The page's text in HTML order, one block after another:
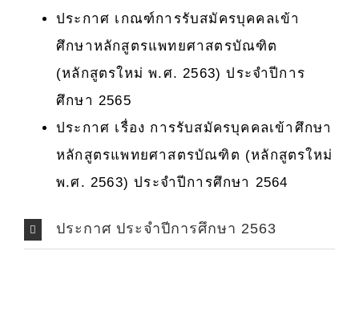
ประกาศ เกณฑ์การรับสมัครบุคคลเข้า
ศึกษาหลักสูตรแพทยศาสตรบัณฑิต
(หลักสูตรใหม่ พ.ศ. 2563) ประจำปีการ
ศึกษา 2565
ประกาศ เรื่อง การรับสมัครบุคคลเข้าศึกษา
หลักสูตรแพทยศาสตรบัณฑิต (หลักสูตรใหม่
พ.ศ. 2563) ประจำปีการศึกษา 2564
ประกาศ ประจำปีการศึกษา 2563